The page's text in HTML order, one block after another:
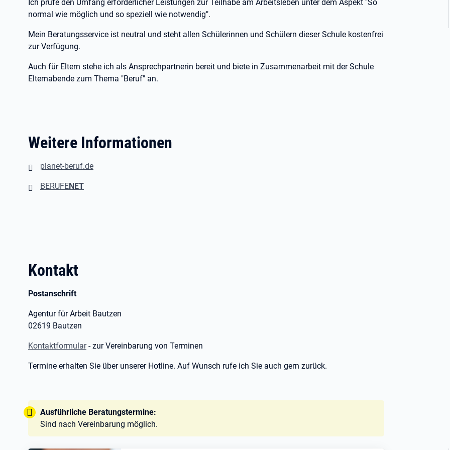
Ich prüfe den Umfang erforderlicher Leistungen zur Teilhabe am Arbeitsleben unter dem Aspekt "So
normal wie möglich und so speziell wie notwendig".
Mein Beratungsservice ist neutral und steht allen Schülerinnen und Schülern dieser Schule kostenfrei
zur Verfügung.
Auch für Eltern stehe ich als Ansprechpartnerin bereit und biete in Zusammenarbeit mit der Schule
Elternabende zum Thema "Beruf" an.
Weitere Informationen
planet-beruf.de
BERUFENET
Kontakt
Postanschrift
Agentur für Arbeit Bautzen
02619 Bautzen
Kontaktformular- zur Vereinbarung von Terminen
Termine erhalten Sie über unserer Hotline. Auf Wunsch rufe ich Sie auch gern zurück.
Tipp:
Ausführliche Beratungstermine:
Sind nach Vereinbarung möglich.